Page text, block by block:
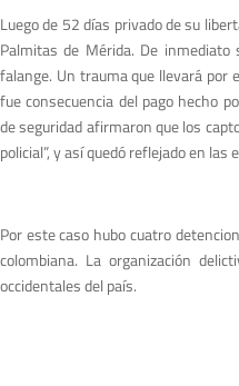
Luego de 52 días privado de su
Palmitas de Mérida. De
falange. Un trauma que llevará por
fue consecuencia del pago hecho
de seguridad afirmaron que los
policial”, y así quedó reflejado en las
Por este caso hubo cuatro
colombiana. La organización
occidentales del país.